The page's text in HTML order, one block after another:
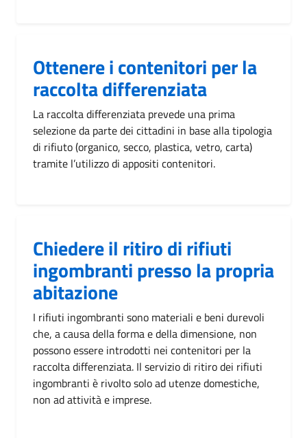
Ottenere i contenitori per la
raccolta differenziata
La raccolta differenziata prevede una prima
selezione da parte dei cittadini in base alla tipologia
di rifiuto (organico, secco, plastica, vetro, carta)
tramite l’utilizzo di appositi contenitori.
Chiedere il ritiro di rifiuti
ingombranti presso la propria
abitazione
I rifiuti ingombranti sono materiali e beni durevoli
che, a causa della forma e della dimensione, non
possono essere introdotti nei contenitori per la
raccolta differenziata. Il servizio di ritiro dei rifiuti
ingombranti è rivolto solo ad utenze domestiche,
non ad attività e imprese.